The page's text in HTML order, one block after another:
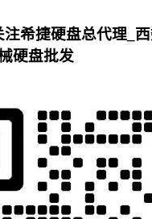
希捷硬盘总代理_
硬盘批发